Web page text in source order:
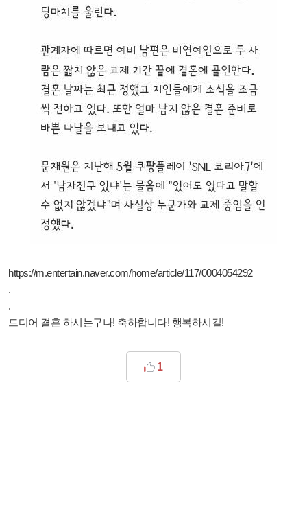
https://m.entertain.naver.com/home/article/117/0004054292
.
.
드디어 결혼 하시는구나! 축하합니다! 행복하시길!
1